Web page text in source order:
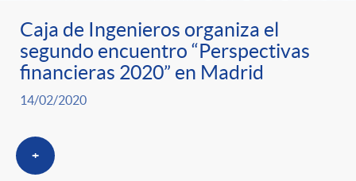
Caja de Ingenieros organiza el
segundo encuentro “Perspectivas
financieras 2020” en Madrid
14/02/2020
+